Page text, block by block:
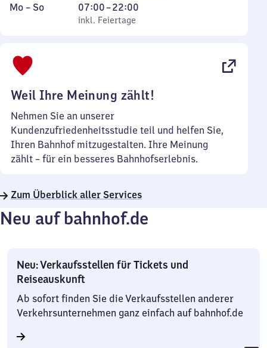
Montag
Mo – So,
inkl. Feiertage
07:00–22:00
Von
7
inkl. Feiertage
Weil Ihre Meinung zählt!
Nehmen Sie an unserer
Kundenzufriedenheitsstudie teil und helfen Sie,
Ihren Bahnhof mitzugestalten. Ihre Meinung
zählt – für ein besseres Bahnhofserlebnis.
Zum Überblick aller Services
Neu auf bahnhof.de
Neu: Verkaufsstellen für Tickets und
Reiseauskunft
Ab sofort finden Sie die Verkaufsstellen anderer
Verkehrsunternehmen ganz einfach auf bahnhof.de